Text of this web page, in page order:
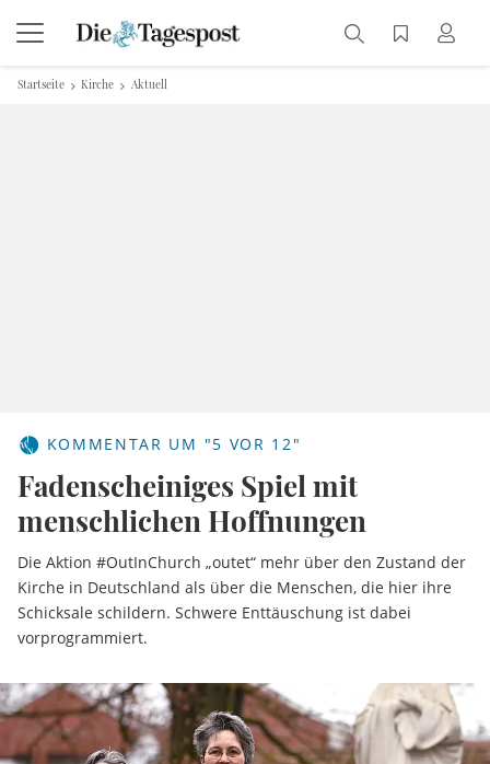
Startseite Kirche Aktuell
KOMMENTAR UM "5 VOR 12"
Fadenscheiniges Spiel mit
menschlichen Hoffnungen
Die Aktion #OutInChurch „outet“ mehr über den Zustand der
Kirche in Deutschland als über die Menschen, die hier ihre
Schicksale schildern. Schwere Enttäuschung ist dabei
vorprogrammiert.